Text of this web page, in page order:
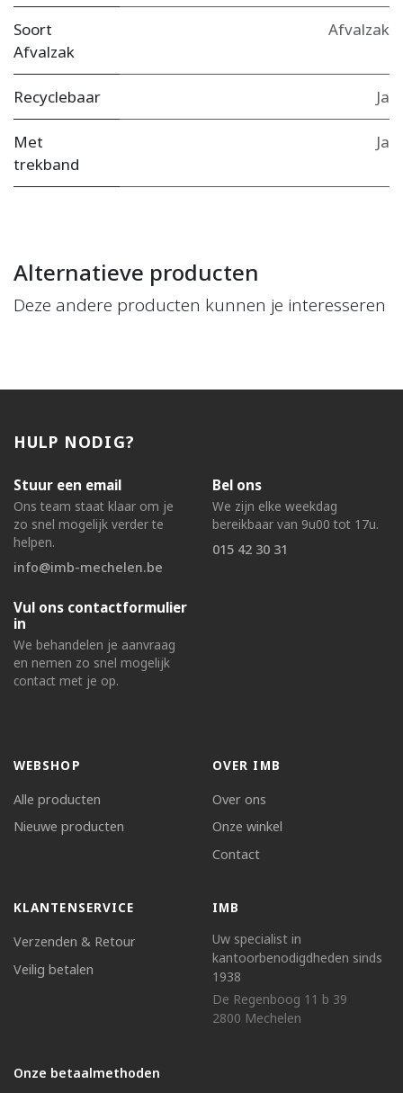
Soort
Afvalzak
Afvalzak
Recyclebaar Ja
Met
trekband
Ja
Alternatieve producten
Deze andere producten kunnen je interesseren
HULP NODIG?
Stuur een email
Ons team staat klaar om je
zo snel mogelijk verder te
helpen.
info@imb-mechelen.be
Bel ons
We zijn elke weekdag
bereikbaar van 9u00 tot 17u.
015 42 30 31
Vul ons contactformulier
in
We behandelen je aanvraag
en nemen zo snel mogelijk
contact met je op.
WEBSHOP
Alle producten
Nieuwe producten
OVER IMB
Over ons
Onze winkel
Contact
KLANTENSERVICE
Verzenden & Retour
Veilig betalen
IMB
Uw specialist in
kantoorbenodigdheden sinds
1938
De Regenboog 11 b 39
2800 Mechelen
Onze betaalmethoden